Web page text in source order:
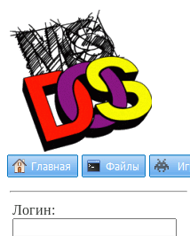
Логин: